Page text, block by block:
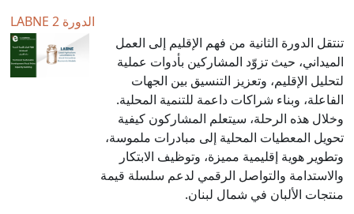
LABNE الدورة 2
تنتقل الدورة الثانية من فهم الإقليم إلى العمل
الميداني، حيث تزوّد المشاركين بأدوات عملية
لتحليل الإقليم، وتعزيز التنسيق بين الجهات
الفاعلة، وبناء شراكات داعمة للتنمية المحلية.
وخلال هذه الرحلة، سيتعلم المشاركون كيفية
تحويل المعطيات المحلية إلى مبادرات ملموسة،
وتطوير هوية إقليمية مميزة، وتوظيف الابتكار
والاستدامة والتواصل الرقمي لدعم سلسلة قيمة
منتجات الألبان في شمال لبنان.